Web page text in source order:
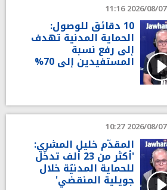
2026/08/07 11:16
10 دقائق للوصول:
الحماية المدنية تهدف
إلى رفع نسبة
المستفيدين إلى 70%
2026/08/07 10:27
المقدّم خليل المشري:
'أكثر من 23 ألف تدخّل
للحماية المدنيّة خلال
جويلية المنقضي'